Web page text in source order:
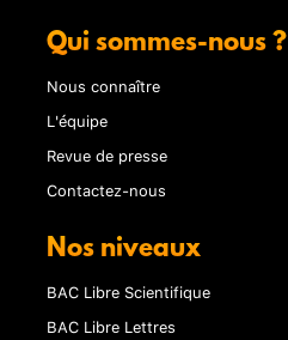
Qui sommes-nous ?
Nous connaître
L'équipe
Revue de presse
Contactez-nous
Nos niveaux
BAC Libre Scientifique
BAC Libre Lettres